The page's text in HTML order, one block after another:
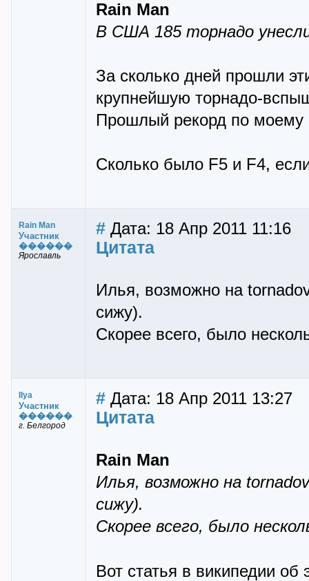
Rain Man
В США 185 торнадо
За сколько дней прошли
крупнейшую торнадо-
Прошлый рекорд по моему
Сколько было F5 и F4,
Rain Man
Участник
������
Ярославль
# Дата: 18 Апр 2011 11:16
Цитата
Илья, возможно на
сижу).
Скорее всего, было
Ilya
Участник
������
г. Белгород
# Дата: 18 Апр 2011 13:27
Цитата
Rain Man
Илья, возможно на
сижу).
Скорее всего, было
Вот статья в википедии